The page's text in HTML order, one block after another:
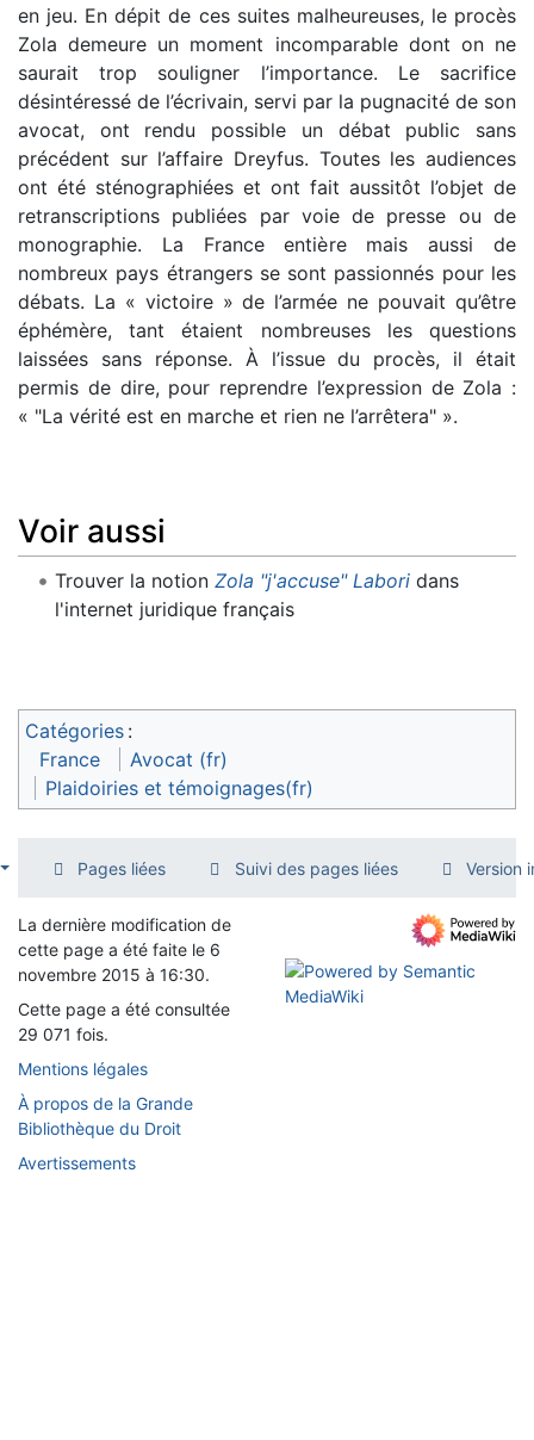
en jeu. En dépit de ces suites malheureuses, le procès
Zola demeure un moment incomparable dont on ne
saurait trop souligner l’importance. Le sacrifice
désintéressé de l’écrivain, servi par la pugnacité de son
avocat, ont rendu possible un débat public sans
précédent sur l’affaire Dreyfus. Toutes les audiences
ont été sténographiées et ont fait aussitôt l’objet de
retranscriptions publiées par voie de presse ou de
monographie. La France entière mais aussi de
nombreux pays étrangers se sont passionnés pour les
débats. La « victoire » de l’armée ne pouvait qu’être
éphémère, tant étaient nombreuses les questions
laissées sans réponse. À l’issue du procès, il était
permis de dire, pour reprendre l’expression de Zola :
« "La vérité est en marche et rien ne l’arrêtera" ».
Voir aussi
Trouver la notion Zola "j'accuse" Laboridans
l'internet juridique français
Catégories :
France
Avocat (fr)
Plaidoiries et témoignages(fr)
Pages liées Suivi des pages liées Version
La dernière modification de
cette page a été faite le 6
novembre 2015 à 16:30.
Cette page a été consultée
29 071 fois.
Mentions légales
À propos de la Grande
Bibliothèque du Droit
Avertissements